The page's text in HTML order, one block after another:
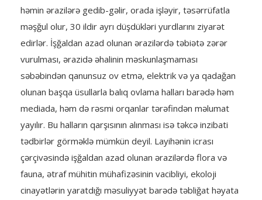
həmin ərazilərə gedib-gəlir, orada işləyir, təsərrüfatla
məşğul olur, 30 ildir ayrı düşdükləri yurdlarını ziyarət
edirlər. İşğaldan azad olunan ərazilərdə təbiətə zərər
vurulması, ərazidə əhalinin məskunlaşmaması
səbəbindən qanunsuz ov etmə, elektrik və ya qadağan
olunan başqa üsullarla balıq ovlama halları barədə həm
mediada, həm də rəsmi orqanlar tərəfindən məlumat
yayılır. Bu halların qarşısının alınması isə təkcə inzibati
tədbirlər görməklə mümkün deyil. Layihənin icrası
çərçivəsində işğaldan azad olunan ərazilərdə flora və
fauna, ətraf mühitin mühafizəsinin vacibliyi, ekoloji
cinayətlərin yaratdığı məsuliyyət barədə təbliğat həyata